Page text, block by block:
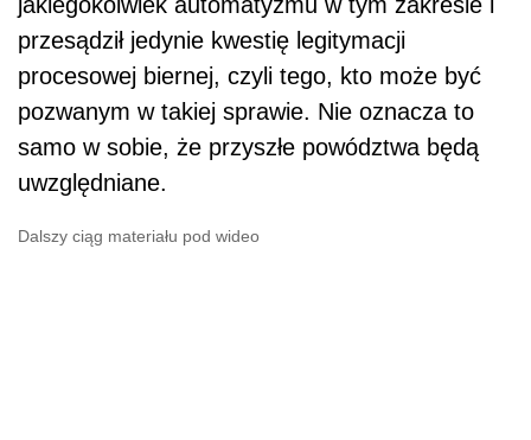
przesądził jedynie kwestię legitymacji
procesowej biernej, czyli tego, kto może być
pozwanym w takiej sprawie. Nie oznacza to
samo w sobie, że przyszłe powództwa będą
uwzględniane.
Dalszy ciąg materiału pod wideo